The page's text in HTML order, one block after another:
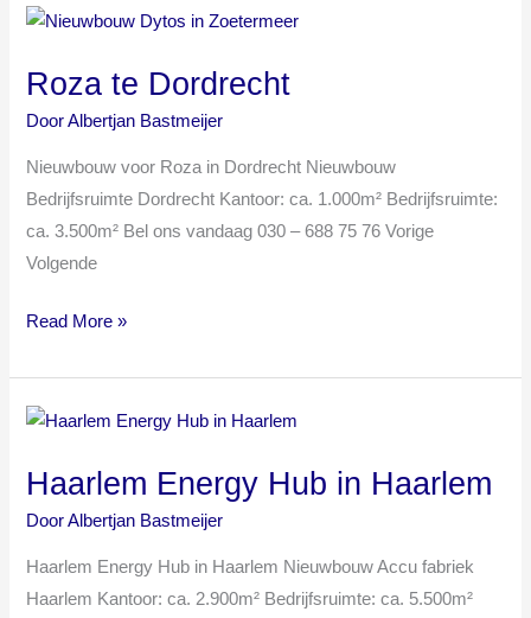
Roza te Dordrecht
DoorAlbertjan Bastmeijer
Nieuwbouw voor Roza in Dordrecht Nieuwbouw
Bedrijfsruimte Dordrecht Kantoor: ca. 1.000m² Bedrijfsruimte:
ca. 3.500m² Bel ons vandaag 030 – 688 75 76 Vorige
Volgende
Roza
Dordrecht
Read More »
Haarlem Energy Hub in Haarlem
DoorAlbertjan Bastmeijer
Haarlem Energy Hub in Haarlem Nieuwbouw Accu fabriek
Haarlem Kantoor: ca. 2.900m² Bedrijfsruimte: ca. 5.500m²
Haarlem
Hub
in